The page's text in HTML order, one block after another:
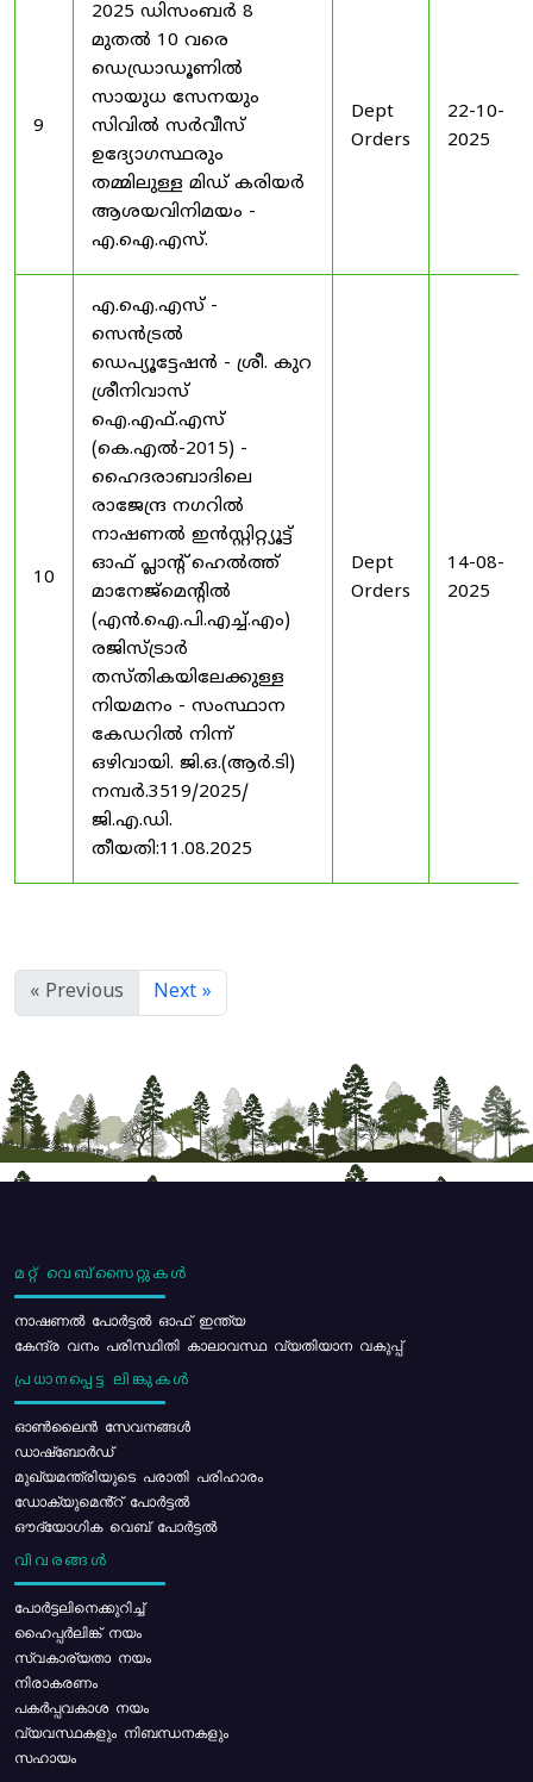
9
2025 ഡിസംബർ 8
മുതൽ 10 വരെ
ഡെഡ്രാഡൂണിൽ
സായുധ സേനയും
സിവിൽ സർവീസ്
ഉദ്യോഗസ്ഥരും
തമ്മിലുള്ള മിഡ് കരിയർ
ആശയവിനിമയം -
എ.ഐ.എസ്.
Dept
Orders
22-10-
2025
10
എ.ഐ.എസ് -
സെൻട്രൽ
ഡെപ്യൂട്ടേഷൻ - ശ്രീ. കുറ
ശ്രീനിവാസ്
ഐ.എഫ്.എസ്
(കെ.എൽ-2015) -
ഹൈദരാബാദിലെ
രാജേന്ദ്ര നഗറിൽ
നാഷണൽ ഇൻസ്റ്റിറ്റ്യൂട്ട്
ഓഫ് പ്ലാന്റ് ഹെൽത്ത്
മാനേജ്‌മെന്റിൽ
(എൻ.ഐ.പി.എച്ച്.എം)
രജിസ്ട്രാർ
തസ്തികയിലേക്കുള്ള
നിയമനം - സംസ്ഥാന
കേഡറിൽ നിന്ന്
ഒഴിവായി. ജി.ഒ.(ആർ.ടി)
നമ്പർ.3519/2025/
ജി.എ.ഡി.
തീയതി:11.08.2025
Dept
Orders
14-08-
2025
« Previous Next »
മറ്റ് വെബ്സൈറ്റുകൾ
നാഷണൽ പോർട്ടൽ ഓഫ് ഇന്ത്യ
കേന്ദ്ര വനം പരിസ്ഥിതി കാലാവസ്ഥ വ്യതിയാന വകുപ്പ്
പ്രധാനപ്പെട്ട ലിങ്കുകൾ
ഓൺലൈൻ സേവനങ്ങൾ
ഡാഷ്ബോർഡ്
മുഖ്യമന്ത്രിയുടെ പരാതി പരിഹാരം
ഡോക്യുമെൻ്റ് പോർട്ടൽ
ഔദ്യോഗിക വെബ് പോർട്ടൽ
വിവരങ്ങൾ
പോര്‍ട്ടലിനെക്കുറിച്ച്
ഹൈപ്പർലിങ്ക് നയം
സ്വകാര്യതാ നയം
നിരാകരണം
പകർപ്പവകാശ നയം
വ്യവസ്ഥകളും നിബന്ധനകളും
സഹായം